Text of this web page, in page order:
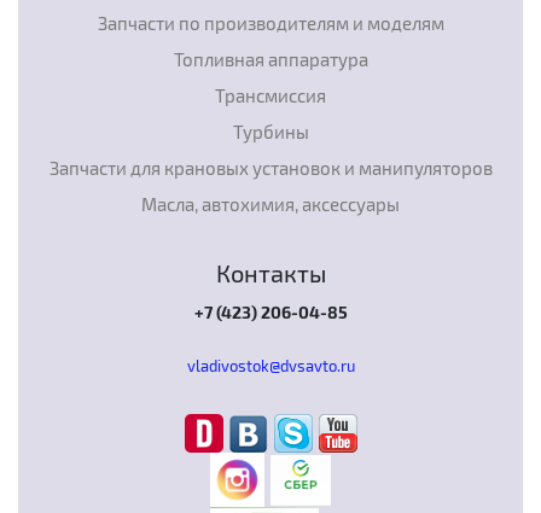
Запчасти по производителям и моделям
Топливная аппаратура
Трансмиссия
Турбины
Запчасти для крановых установок и манипуляторов
Масла, автохимия, аксессуары
Контакты
+7 (423) 206-04-85
vladivostok@dvsavto.ru